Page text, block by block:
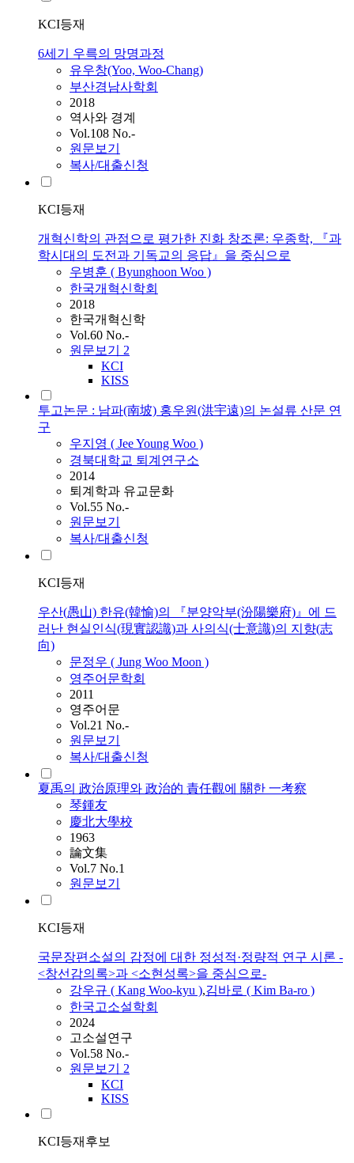
KCI등재
6세기 우륵의 망명과정
유우창(Yoo, Woo-Chang)
부산경남사학회
2018
역사와 경계
Vol.108 No.-
원문보기
복사/대출신청
KCI등재
개혁신학의 관점으로 평가한 진화 창조론: 우종학, 『과
학시대의 도전과 기독교의 응답』을 중심으로
우병훈 ( Byunghoon Woo )
한국개혁신학회
2018
한국개혁신학
Vol.60 No.-
원문보기 2
KCI
KISS
투고논문 : 남파(南坡) 홍우원(洪宇遠)의 논설류 산문 연
구
우지영 ( Jee Young Woo )
경북대학교 퇴계연구소
2014
퇴계학과 유교문화
Vol.55 No.-
원문보기
복사/대출신청
KCI등재
우산(愚山) 한유(韓愉)의 『분양악부(汾陽樂府)』에 드
러난 현실인식(現實認識)과 사의식(士意識)의 지향(志
向)
문정우 ( Jung Woo Moon )
영주어문학회
2011
영주어문
Vol.21 No.-
원문보기
복사/대출신청
夏禹의 政治原理와 政治的 責任觀에 關한 一考察
琴鍾友
慶北大學校
1963
論文集
Vol.7 No.1
원문보기
KCI등재
국문장편소설의 감정에 대한 정성적·정량적 연구 시론 -
<창선감의록>과 <소현성록>을 중심으로-
강우규 ( Kang Woo-kyu ),김바로 ( Kim Ba-ro )
한국고소설학회
2024
고소설연구
Vol.58 No.-
원문보기 2
KCI
KISS
KCI등재후보